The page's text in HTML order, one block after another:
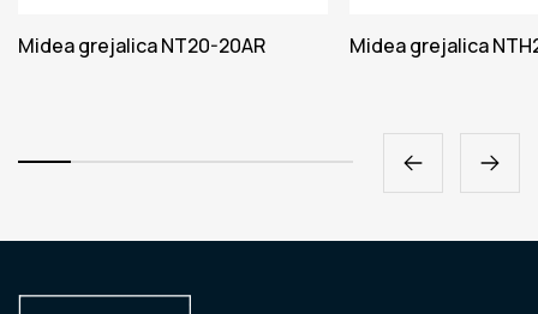
Midea grejalica NT20-20AR Midea grejalica